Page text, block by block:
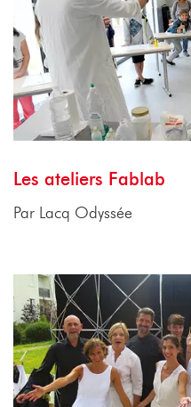
Les ateliers Fablab
Par Lacq Odyssée